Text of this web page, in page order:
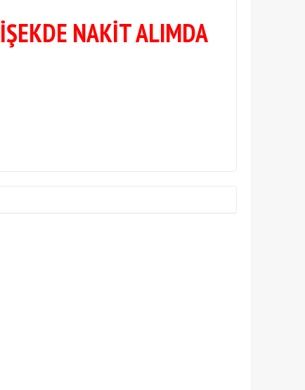
NAKİT ALIMDA